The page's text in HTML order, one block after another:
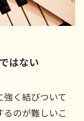
はない
く結びついて
のが難しいこ